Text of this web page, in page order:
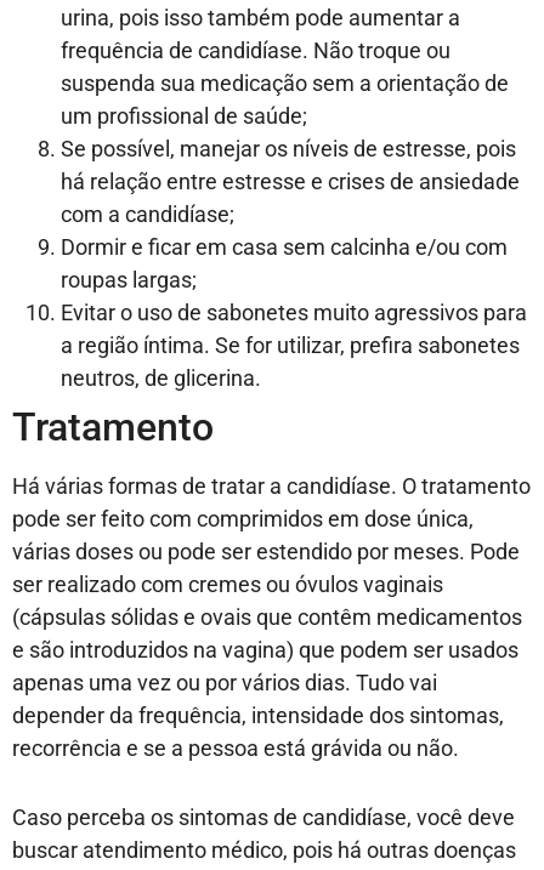
urina, pois isso também pode aumentar a
frequência de candidíase. Não troque ou
suspenda sua medicação sem a orientação de
um profissional de saúde;
Se possível, manejar os níveis de estresse, pois
há relação entre estresse e crises de ansiedade
com a candidíase;
Dormir e ficar em casa sem calcinha e/ou com
roupas largas;
Evitar o uso de sabonetes muito agressivos para
a região íntima. Se for utilizar, prefira sabonetes
neutros, de glicerina.
Tratamento
Há várias formas de tratar a candidíase. O tratamento
pode ser feito com comprimidos em dose única,
várias doses ou pode ser estendido por meses. Pode
ser realizado com cremes ou óvulos vaginais
(cápsulas sólidas e ovais que contêm medicamentos
e são introduzidos na vagina) que podem ser usados
apenas uma vez ou por vários dias. Tudo vai
depender da frequência, intensidade dos sintomas,
recorrência e se a pessoa está grávida ou não.
Caso perceba os sintomas de candidíase, você deve
buscar atendimento médico, pois há outras doenças